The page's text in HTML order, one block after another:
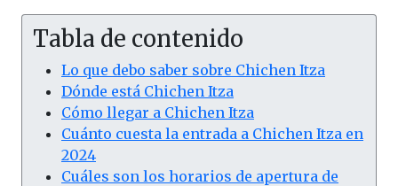
Tabla de contenido
Lo que debo saber sobre Chichen Itza
Dónde está Chichen Itza
Cómo llegar a Chichen Itza
Cuánto cuesta la entrada a Chichen Itza en
2024
Cuáles son los horarios de apertura de